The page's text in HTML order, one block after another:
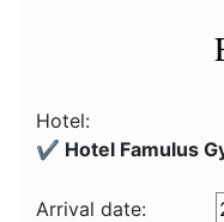
Hotel:
✔️ Hotel Famulus
Arrival date: